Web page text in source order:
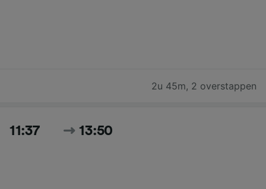
2u 45m, 2 overstappen
11:37 13:50